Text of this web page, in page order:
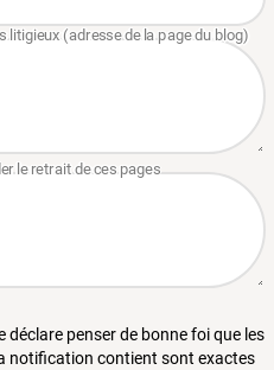
déclare penser de bonne foi que les
notification contient sont exactes